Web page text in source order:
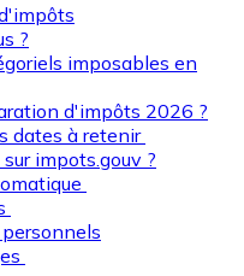
?
imposables en
d'impôts 2026 ?
dates à retenir
impots.gouv ?